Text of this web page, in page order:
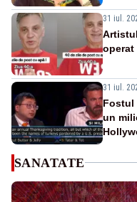
31 iul.
operat
31 iul.
Fostul
un
SANATATE